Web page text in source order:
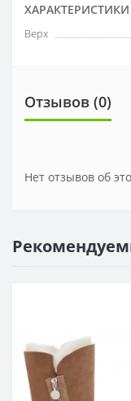
ХАРАКТЕРИСТИКИ
Верх
Отзывов (0)
Нет отзывов об